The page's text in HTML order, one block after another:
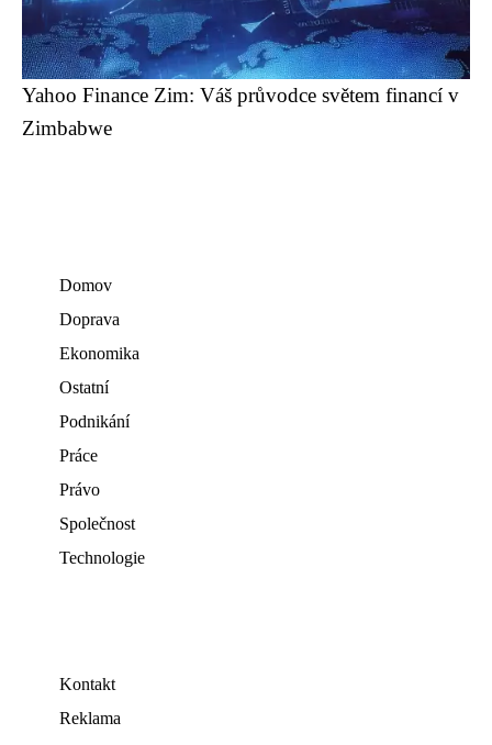
Yahoo Finance Zim: Váš průvodce světem financí v
Zimbabwe
Domov
Doprava
Ekonomika
Ostatní
Podnikání
Práce
Právo
Společnost
Technologie
Kontakt
Reklama